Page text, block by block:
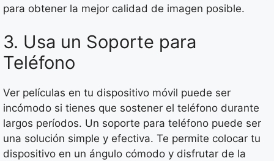
para obtener la mejor calidad de imagen posible.
3. Usa un Soporte para
Teléfono
Ver películas en tu dispositivo móvil puede ser
incómodo si tienes que sostener el teléfono durante
largos períodos. Un soporte para teléfono puede ser
una solución simple y efectiva. Te permite colocar tu
dispositivo en un ángulo cómodo y disfrutar de la